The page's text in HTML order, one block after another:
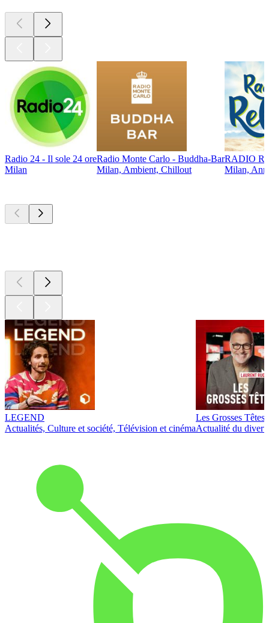
Radio 24 - Il sole 24 ore
Milan
Radio Monte Carlo - Buddha-Bar
Milan, Ambient, Chillout
RADIO
Milan,
LEGEND
Actualités, Culture et société, Télévision et cinéma
Les Grosses Têtes
Actualité du